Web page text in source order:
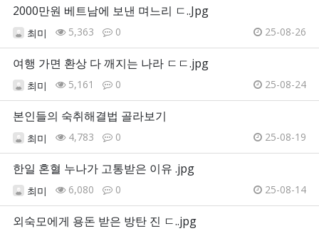
2000만원 베트남에 보낸 며느리 ㄷ..Jpg
최미 5,363 0 25-08-26
여행 가면 환상 다 깨지는 나라 ㄷㄷ.jpg
최미 5,161 0 25-08-24
본인들의 숙취해결법 골라보기
최미 4,783 0 25-08-19
한일 혼혈 누나가 고통받은 이유 .jpg
최미 6,080 0 25-08-14
외숙모에게 용돈 받은 방탄 진 ㄷ..jpg